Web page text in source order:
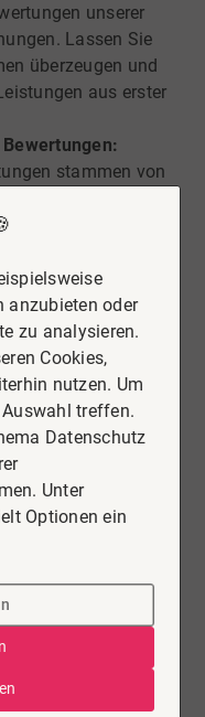
unserer
Lassen Sie
überzeugen und
aus erster
stammen von
Prüfung der
unter
von Dritten
haben uns
anzubieten oder
zu analysieren.
Cookies,
nutzen. Um
treffen.
Datenschutz
Unter
Optionen ein